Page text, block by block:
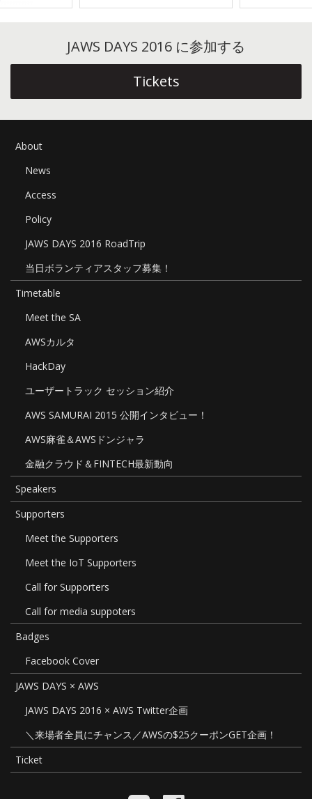
ー
ョ
JAWS DAYS 2016 に参加する
Tickets
About
News
Access
Policy
JAWS DAYS 2016 RoadTrip
当日ボランティアスタッフ募集！
Timetable
Meet the SA
AWSカルタ
HackDay
ユーザートラック セッション紹介
AWS SAMURAI 2015 公開インタビュー！
AWS麻雀＆AWSドンジャラ
金融クラウド＆FINTECH最新動向
Speakers
Supporters
Meet the Supporters
Meet the IoT Supporters
Call for Supporters
Call for media suppoters
Badges
Facebook Cover
JAWS DAYS × AWS
JAWS DAYS 2016 × AWS Twitter企画
＼来場者全員にチャンス／AWSの$25クーポンGET企画！
Ticket